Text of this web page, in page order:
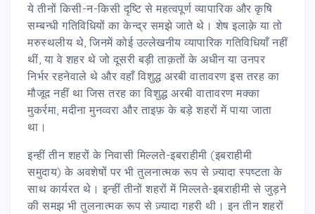
ये तीनों किसी-न-किसी दृष्टि से महत्वपूर्ण व्यापारिक और कृषि
सम्बन्धी गतिविधियों का केन्द्र समझे जाते थे। शेष इलाक़े या तो
मरुस्थलीय थे, जिनमें कोई उल्लेखनीय व्यापारिक गतिविधियाँ नहीं
थीं, या वे शहर थे जो दूसरी बड़ी ताक़तों के अधीन या उनपर
निर्भर रहनेवाले थे और वहाँ विशुद्ध अरबी वातावरण इस तरह का
मौजूद नहीं था जिस तरह का विशुद्ध अरबी वातावरण मक्का
मुकर्रमा, मदीना मुनव्वरा और ताइफ़ के बड़े शहरों में पाया जाता
था।
इन्हीं तीन शहरों के निवासी मिल्लते-इबराहीमी (इबराहीमी
समुदाय) के अवशेषों पर भी तुलनात्मक रूप से ज़्यादा स्पष्टता के
साथ कार्यरत थे। इन्हीं तीनों शहरों में मिल्लते-इबराहीमी से जुड़ने
की समझ भी तुलनात्मक रूप से ज़्यादा गहरी थी। इन तीन शहरों